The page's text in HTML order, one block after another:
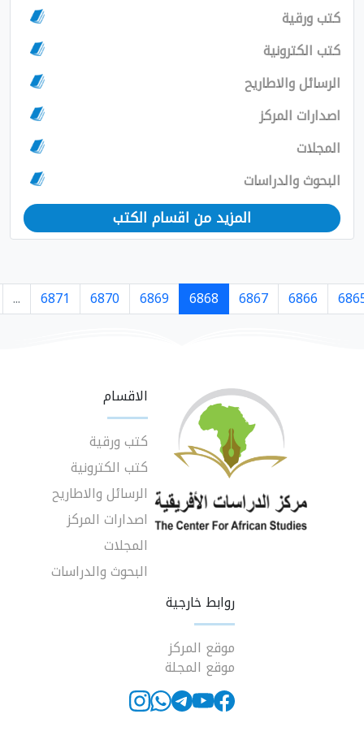
من اقسام الكتب
6868
6869
6870
6871
...
7363
7364
›
الاقسام
كتب ورقية
كتب الكترونية
الرسائل والاطاريح
اصدارات المركز